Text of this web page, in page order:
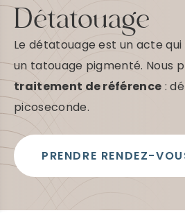
l
i
c
t
e
n
Détatouage
Le détatouage est un acte
un tatouage pigmenté. Nous
traitement de référence :
picoseconde.
PRENDRE RENDEZ-